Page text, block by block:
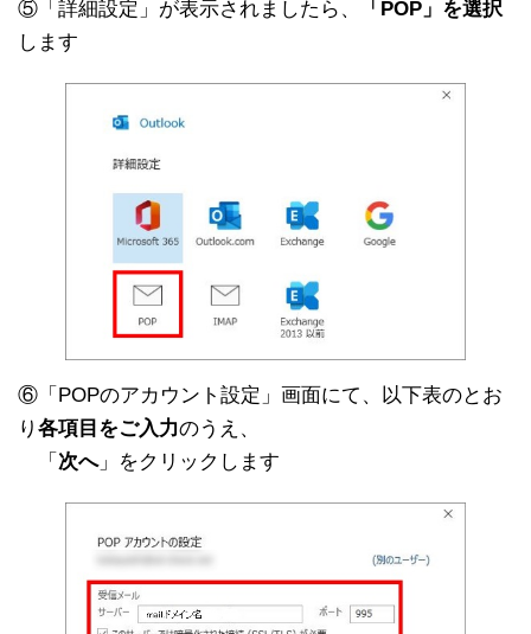
⑤「詳細設定」が表示されましたら、
「POP」を選択
します
⑥「POPのアカウント設定」画面にて、以下表のとお
り 各項目をご入力のうえ、
「 次へ」をクリックします